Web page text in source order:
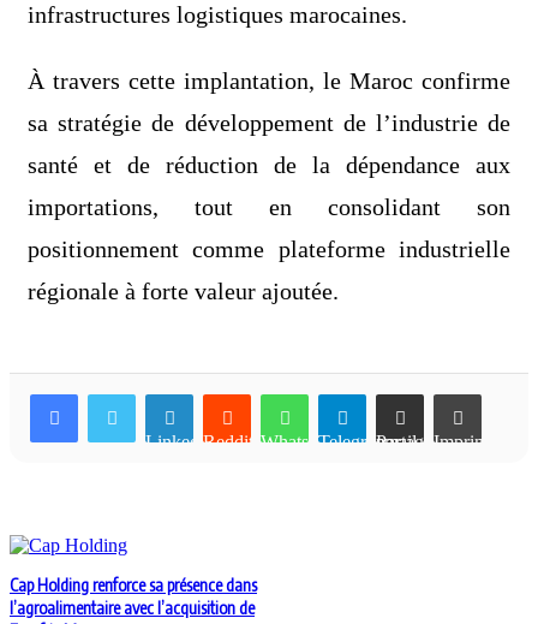
infrastructures logistiques marocaines.
À travers cette implantation, le Maroc confirme
sa stratégie de développement de l’industrie de
santé et de réduction de la dépendance aux
importations, tout en consolidant son
positionnement comme plateforme industrielle
régionale à forte valeur ajoutée.
LinkedinReddit WhatsAppTelegramPartager par email Imprimer
Cap Holding renforce sa présence dans
l’agroalimentaire avec l’acquisition de